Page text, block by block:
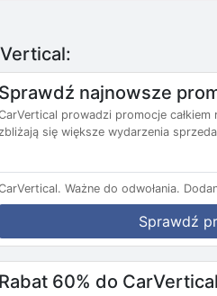
Sprawdź najnowsze
prowadzi promocje
się większe wydarzenia
Ważne do odwołania.
Sprawdź
Rabat 60% do